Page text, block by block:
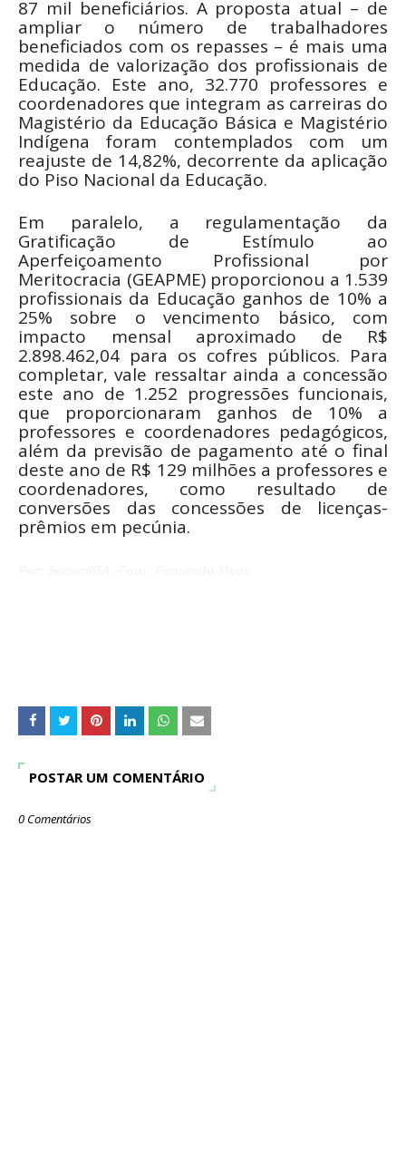
87 mil beneficiários. A proposta atual – de
ampliar o número de trabalhadores
beneficiados com os repasses – é mais uma
medida de valorização dos profissionais de
Educação. Este ano, 32.770 professores e
coordenadores que integram as carreiras do
Magistério da Educação Básica e Magistério
Indígena foram contemplados com um
reajuste de 14,82%, decorrente da aplicação
do Piso Nacional da Educação.
Em paralelo, a regulamentação da
Gratificação de Estímulo ao
Aperfeiçoamento Profissional por
Meritocracia (GEAPME) proporcionou a 1.539
profissionais da Educação ganhos de 10% a
25% sobre o vencimento básico, com
impacto mensal aproximado de R$
2.898.462,04 para os cofres públicos. Para
completar, vale ressaltar ainda a concessão
este ano de 1.252 progressões funcionais,
que proporcionaram ganhos de 10% a
professores e coordenadores pedagógicos,
além da previsão de pagamento até o final
deste ano de R$ 129 milhões a professores e
coordenadores, como resultado de
conversões das concessões de licenças-
prêmios em pecúnia.
POSTAR UM COMENTÁRIO
0 Comentários